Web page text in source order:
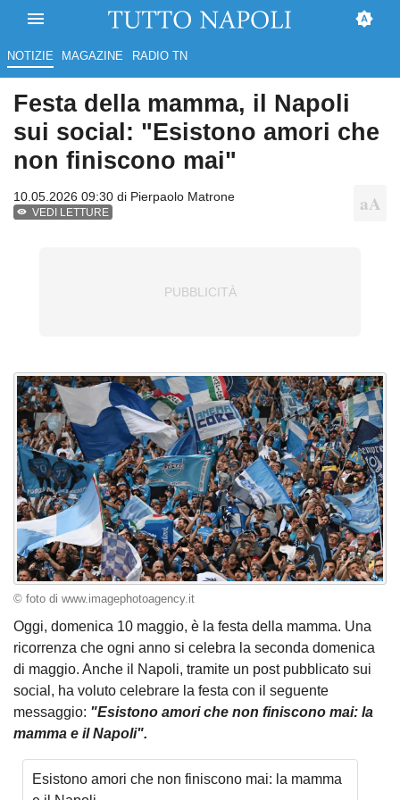
NOTIZIE MAGAZINE RADIO TN
Festa della mamma, il Napoli
sui social: "Esistono amori che
non finiscono mai"
10.05.2026 09:30 di Pierpaolo Matrone
VEDI LETTURE
© foto di www.imagephotoagency.it
Oggi, domenica 10 maggio, è la festa della mamma. Una
ricorrenza che ogni anno si celebra la seconda domenica
di maggio. Anche il Napoli, tramite un post pubblicato sui
social, ha voluto celebrare la festa con il seguente
messaggio: "Esistono amori che non finiscono mai: la
mamma e il Napoli".
Esistono amori che non finiscono mai: la mamma